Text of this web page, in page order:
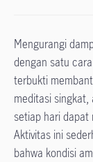
Mengurangi
dengan satu
terbukti
meditasi
setiap hari
Aktivitas ini
bahwa kondisi